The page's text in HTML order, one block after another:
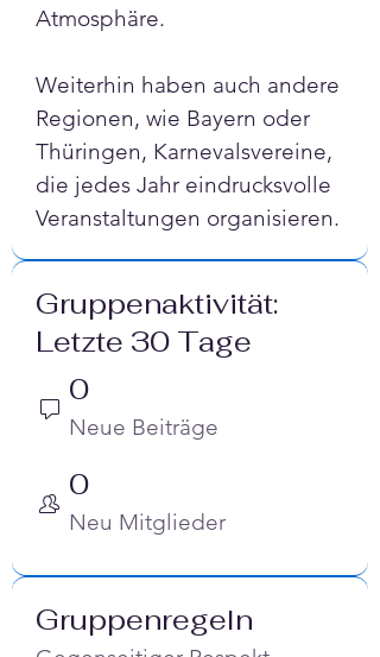
Atmosphäre.
Weiterhin haben auch andere
Regionen, wie Bayern oder
Thüringen, Karnevalsvereine,
die jedes Jahr eindrucksvolle
Veranstaltungen organisieren.
Gruppenaktivität:
Letzte 30 Tage
0
Neue Beiträge
0
Neu Mitglieder
Gruppenregeln